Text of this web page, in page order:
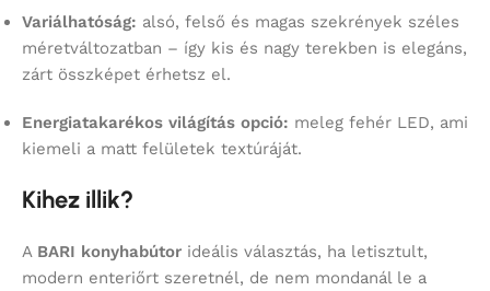
Variálhatóság: alsó, felső és magas szekrények széles
méretváltozatban – így kis és nagy terekben is elegáns,
zárt összképet érhetsz el.
Energiatakarékos világítás opció: meleg fehér LED, ami
kiemeli a matt felületek textúráját.
Kihez illik?
A BARI konyhabútor ideális választás, ha letisztult,
modern enteriőrt szeretnél, de nem mondanál le a